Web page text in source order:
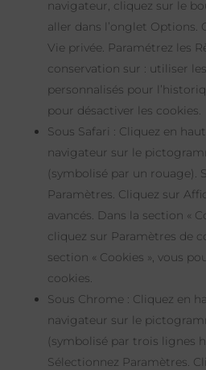
navigateur, cliquez sur le
aller dans l’onglet Options.
Vie privée. Paramétrez les
conservation sur : utiliser
personnalisés pour
pour désactiver les cookies.
Sous Safari : Cliquez en
navigateur sur le
(symbolisé par un rouage).
Paramètres. Cliquez sur
avancés. Dans la section «
cliquez sur Paramètres de
section « Cookies », vous
cookies.
Sous Chrome : Cliquez en
navigateur sur le
(symbolisé par trois lignes
Sélectionnez Paramètres.